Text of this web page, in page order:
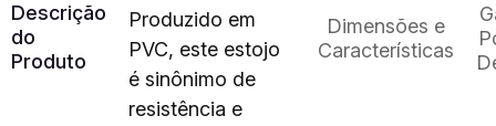
Descrição
do
Produto
Produzido em
PVC, este estojo
é sinônimo de
resistência e
Dimensões e
Características